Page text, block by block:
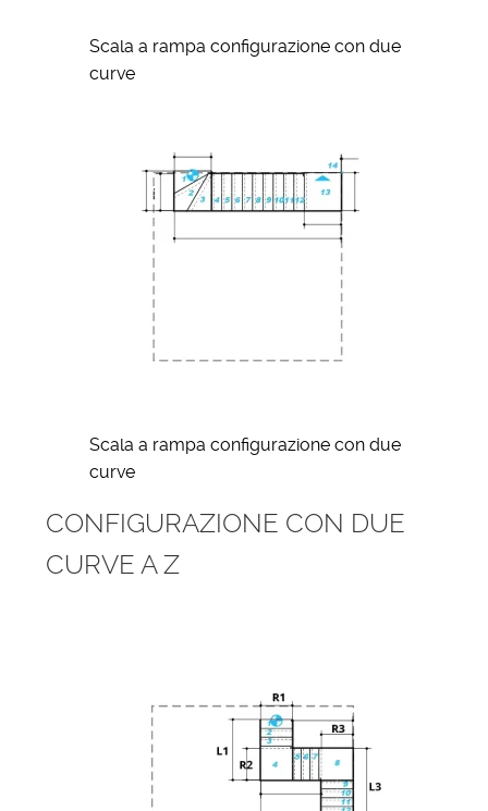
Scala a rampa configurazione con due
curve
Scala a rampa configurazione con due
curve
CONFIGURAZIONE CON DUE
CURVE A Z